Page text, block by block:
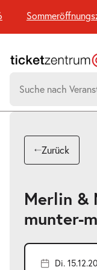
Seiteninhalt
springen
nach:
Suchtreffer:
Zurück
Merlin &
munter-
Di.